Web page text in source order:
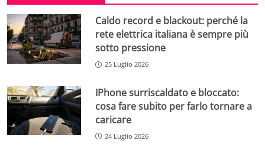
Caldo record e blackout: perché la
rete elettrica italiana è sempre più
sotto pressione
25 Luglio 2026
IPhone surriscaldato e bloccato:
cosa fare subito per farlo tornare a
caricare
24 Luglio 2026